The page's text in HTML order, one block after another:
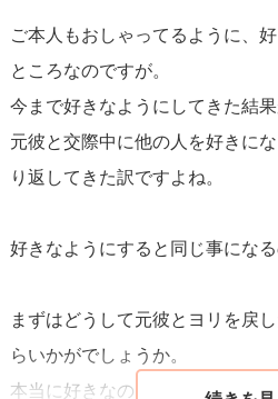
いるかもしれません。
ここでのキーポイントは、自分
か、そしてどちらの選択が自分
ることです。自分自身に正直に
る人との会話を通じて、自分の
最後に、どちらの道を選択するに
ご本人もおしゃってるように、
ところなのですが。
今まで好きなようにしてきた結
元彼と交際中に他の人を好きに
り返してきた訳ですよね。
好きなようにすると同じ事になる
まずはどうして元彼とヨリを戻
らいかがでしょうか。
本当に好きなのは元カレなのかど